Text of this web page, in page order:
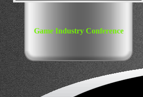
Game Industry Conference